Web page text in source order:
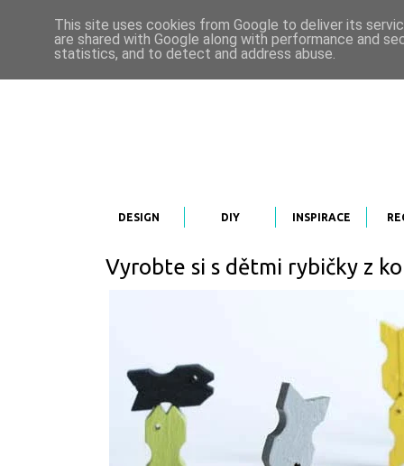
DESIGN DIY INSPIRACE
Vyrobte si s dětmi rybičky z
This site uses cookies from Google to deliver its
are shared with Google along with performance and
statistics, and to detect and address abuse.